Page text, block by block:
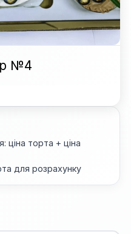
№4
ціна торта + ціна
для розрахунку